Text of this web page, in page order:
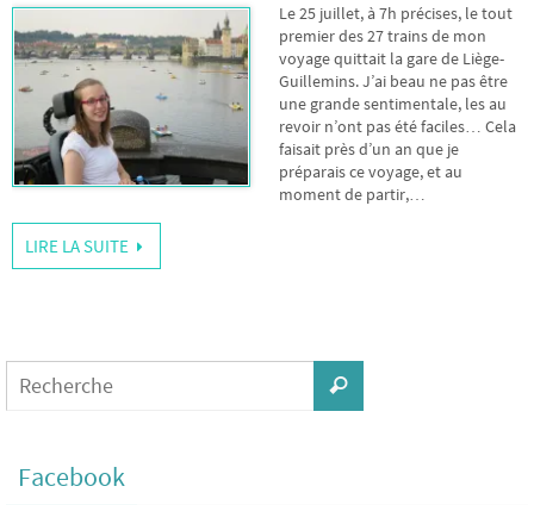
Le 25 juillet, à 7h précises, le tout
premier des 27 trains de mon
voyage quittait la gare de Liège-
Guillemins. J’ai beau ne pas être
une grande sentimentale, les au
revoir n’ont pas été faciles… Cela
faisait près d’un an que je
préparais ce voyage, et au
moment de partir,…
LIRE LA SUITE
Facebook